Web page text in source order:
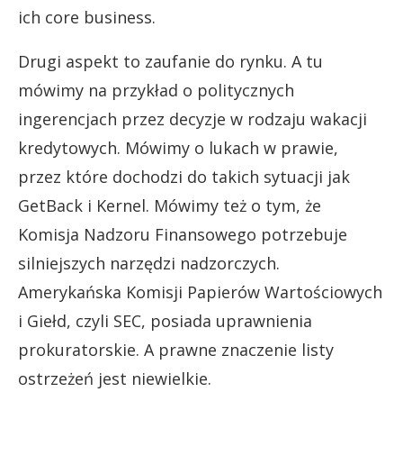
ich core business.
Drugi aspekt to zaufanie do rynku. A tu
mówimy na przykład o politycznych
ingerencjach przez decyzje w rodzaju wakacji
kredytowych. Mówimy o lukach w prawie,
przez które dochodzi do takich sytuacji jak
GetBack i Kernel. Mówimy też o tym, że
Komisja Nadzoru Finansowego potrzebuje
silniejszych narzędzi nadzorczych.
Amerykańska Komisji Papierów Wartościowych
i Giełd, czyli SEC, posiada uprawnienia
prokuratorskie. A prawne znaczenie listy
ostrzeżeń jest niewielkie.